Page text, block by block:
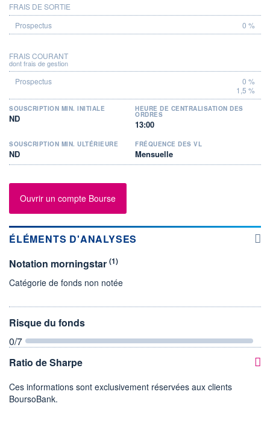
FRAIS DE SORTIE
0 %
FRAIS COURANT
dont frais de gestion
0 %
1,5 %
SOUSCRIPTION MIN. INITIALE
ND
HEURE DE CENTRALISATION DES
ORDRES
13:00
SOUSCRIPTION MIN. ULTÉRIEURE
ND
FRÉQUENCE DES VL
Mensuelle
Ouvrir un compte Bourse
ÉLÉMENTS D'ANALYSES
Notation morningstar (1)
Catégorie de fonds non notée
Risque du fonds
0/7
Ratio de Sharpe
Ces informations sont exclusivement réservées aux clients
BoursoBank.